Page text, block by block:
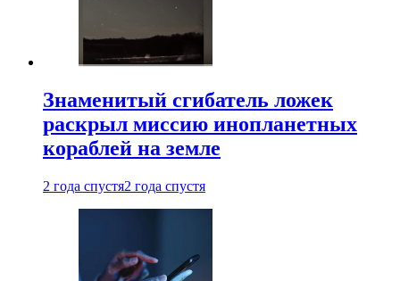
Знаменитый сгибатель ложек
раскрыл миссию инопланетных
кораблей на земле
2 года спустя2 года спустя